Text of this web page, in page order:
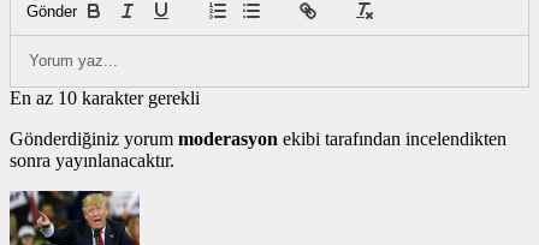
Gönder
En az 10 karakter gerekli
Gönderdiğiniz yorum moderasyon ekibi tarafından incelendikten
sonra yayınlanacaktır.